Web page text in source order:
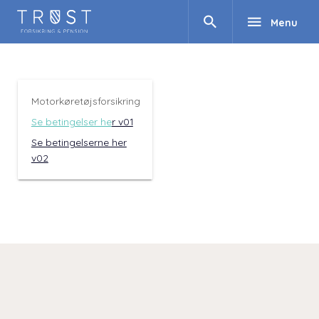
search menu Menu
Motorkøretøjsforsikring
Se betingelser her v01
Se betingelserne her
v02